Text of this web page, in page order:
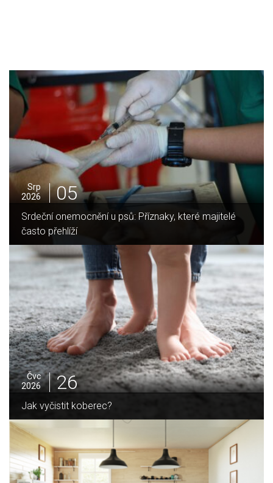
Srp
2026
05
Srdeční onemocnění u psů: Příznaky, které majitelé
často přehlíží
Čvc
2026
26
Jak vyčistit koberec?